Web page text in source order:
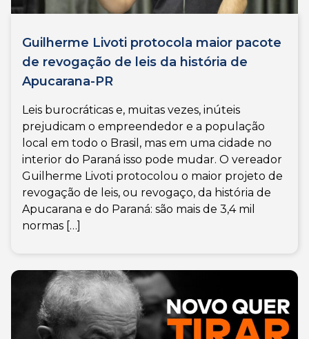
Guilherme Livoti protocola maior pacote
de revogação de leis da história de
Apucarana-PR
Leis burocráticas e, muitas vezes, inúteis
prejudicam o empreendedor e a população
local em todo o Brasil, mas em uma cidade no
interior do Paraná isso pode mudar. O vereador
Guilherme Livoti protocolou o maior projeto de
revogação de leis, ou revogaço, da história de
Apucarana e do Paraná: são mais de 3,4 mil
normas […]